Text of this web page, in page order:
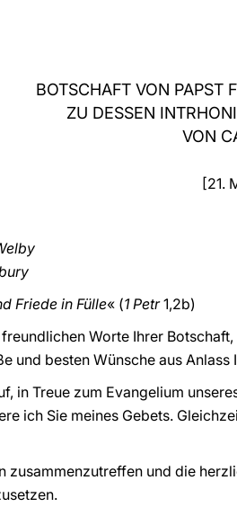
BOTSCHAFT VON PAPST
ZU DESSEN
VON
[21.
Friede in Fülle« (1 Petr1,2b)
Worte Ihrer
und besten Wünsche aus
in Treue zum Evangelium
ich Sie meines Gebets.
zusammenzutreffen und die